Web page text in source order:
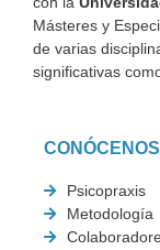
Másteres y
de varias
significativas
CONÓCENOS
Psicopraxis
Metodología